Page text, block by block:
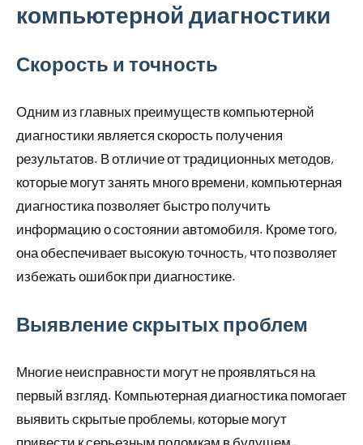
компьютерной диагностики
Скорость и точность
Одним из главных преимуществ компьютерной
диагностики является скорость получения
результатов. В отличие от традиционных методов,
которые могут занять много времени, компьютерная
диагностика позволяет быстро получить
информацию о состоянии автомобиля. Кроме того,
она обеспечивает высокую точность, что позволяет
избежать ошибок при диагностике.
Выявление скрытых проблем
Многие неисправности могут не проявляться на
первый взгляд. Компьютерная диагностика помогает
выявить скрытые проблемы, которые могут